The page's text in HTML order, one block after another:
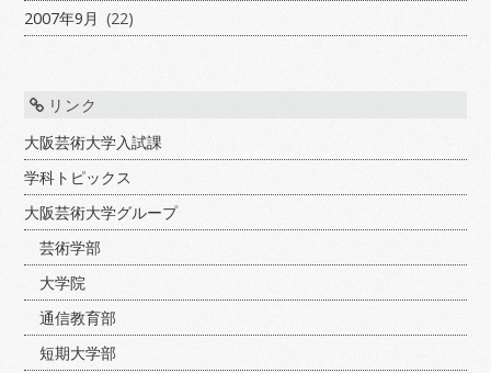
2007年9月 (22)
リンク
大阪芸術大学入試課
学科トピックス
大阪芸術大学グループ
芸術学部
大学院
通信教育部
短期大学部